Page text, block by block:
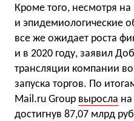
Кроме того, несмотря
и эпидемиологические
все же ожидает роста
и в 2020 году, заявил
трансляции компании
запуска торгов. По
Mail.ru Group выросла на
достигнув 87,07 млрд